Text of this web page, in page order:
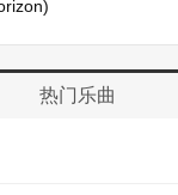
热门乐曲